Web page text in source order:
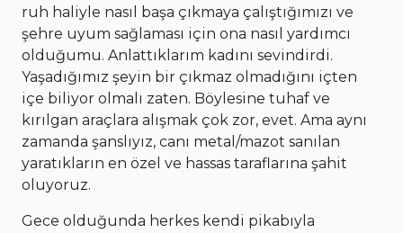
ruh haliyle nasıl başa çıkmaya çalıştığımızı ve
şehre uyum sağlaması için ona nasıl yardımcı
olduğumu. Anlattıklarım kadını sevindirdi.
Yaşadığımız şeyin bir çıkmaz olmadığını içten
içe biliyor olmalı zaten. Böylesine tuhaf ve
kırılgan araçlara alışmak çok zor, evet. Ama aynı
zamanda şanslıyız, canı metal/mazot sanılan
yaratıkların en özel ve hassas taraflarına şahit
oluyoruz.
Gece olduğunda herkes kendi pikabıyla